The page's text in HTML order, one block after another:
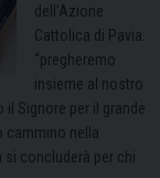
dell’Azione
Cattolica di Pavia:
“pregheremo
insieme al nostro
Signore per il grande
cammino nella
si concluderà per chi